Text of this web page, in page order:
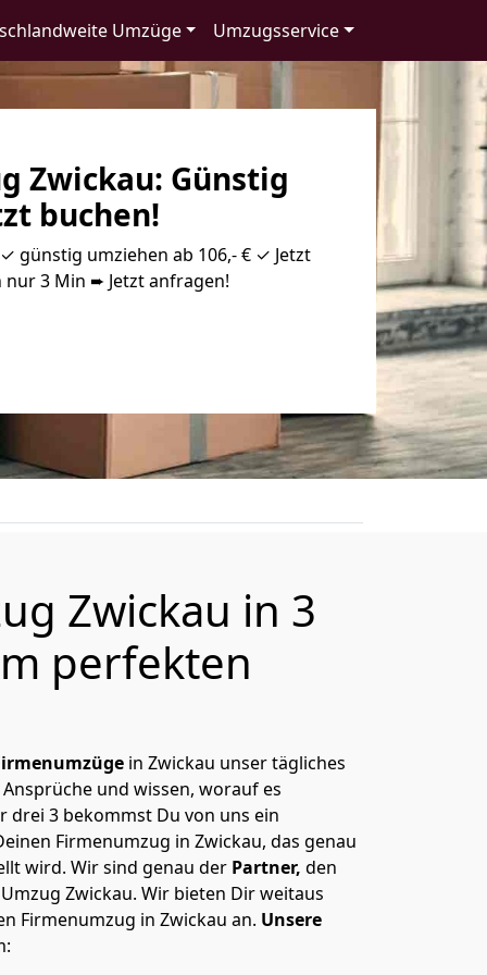
Umzüge Umzugsservice
Zwickau: Günstig
buchen!
günstig umziehen ab 106,- € ✓ Jetzt
3 Min ➨ Jetzt anfragen!
Zwickau in 3
perfekten
in Zwickau unser tägliches
und wissen, worauf es
3 bekommst Du von uns ein
Firmenumzug in Zwickau, das genau
wird. Wir sind genau der Partner, den
Zwickau. Wir bieten Dir weitaus
Firmenumzug in Zwickau an. Unsere